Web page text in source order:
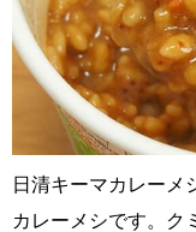
日清キーマカレーメ
カレーメシです。ク